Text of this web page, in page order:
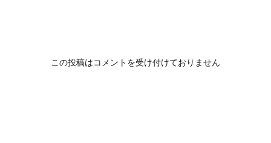
この投稿はコメントを受け付けておりません